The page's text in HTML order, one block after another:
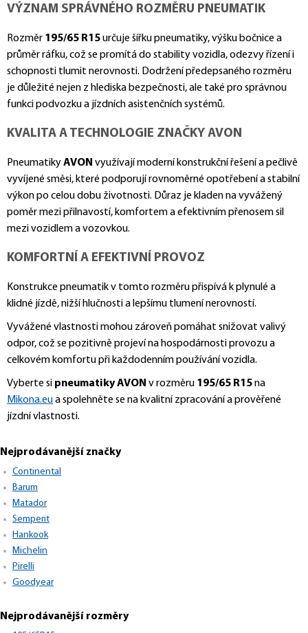
VÝZNAM SPRÁVNÉHO ROZMĚRU PNEUMATIK
Rozměr 195/65 R15určuje šířku pneumatiky, výšku bočnice a
průměr ráfku, což se promítá do stability vozidla, odezvy řízení i
schopnosti tlumit nerovnosti. Dodržení předepsaného rozměru
je důležité nejen z hlediska bezpečnosti, ale také pro správnou
funkci podvozku a jízdních asistenčních systémů.
KVALITA A TECHNOLOGIE ZNAČKY AVON
PneumatikyAVON využívají moderní konstrukční řešení a pečlivě
vyvíjené směsi, které podporují rovnoměrné opotřebení a stabilní
výkon po celou dobu životnosti. Důraz je kladen na vyvážený
poměr mezi přilnavostí, komfortem a efektivním přenosem sil
mezi vozidlem a vozovkou.
KOMFORTNÍ A EFEKTIVNÍ PROVOZ
Konstrukce pneumatik v tomto rozměru přispívá k plynulé a
klidné jízdě, nižší hlučnosti a lepšímu tlumení nerovností.
Vyvážené vlastnosti mohou zároveň pomáhat snižovat valivý
odpor, což se pozitivně projeví na hospodárnosti provozu a
celkovém komfortu při každodenním používání vozidla.
Vyberte si pneumatiky AVON v rozměru 195/65 R15na
Mikona.eua spolehněte se na kvalitní zpracování a prověřené
jízdní vlastnosti.
Nejprodávanější značky
Continental
Barum
Matador
Semperit
Hankook
Michelin
Pirelli
Goodyear
Nejprodávanější rozměry